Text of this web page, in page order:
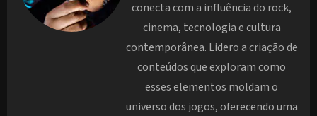
conecta com a influência do rock,
cinema, tecnologia e cultura
contemporânea. Lidero a criação de
conteúdos que exploram como
esses elementos moldam o
universo dos jogos, oferecendo uma